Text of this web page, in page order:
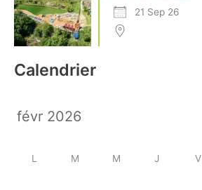
21 Sep 26
Calendrier
L M M J V